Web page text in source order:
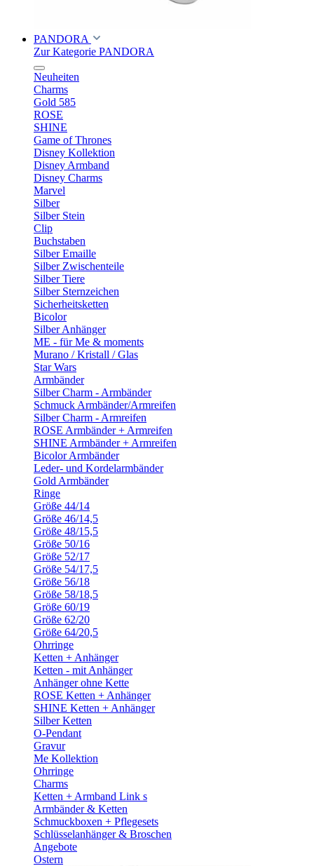
PANDORA
Zur Kategorie PANDORA
Neuheiten
Charms
Gold 585
ROSE
SHINE
Game of Thrones
Disney Kollektion
Disney Armband
Disney Charms
Marvel
Silber
Silber Stein
Clip
Buchstaben
Silber Emaille
Silber Zwischenteile
Silber Tiere
Silber Sternzeichen
Sicherheitsketten
Bicolor
Silber Anhänger
ME - für Me & moments
Murano / Kristall / Glas
Star Wars
Armbänder
Silber Charm - Armbänder
Schmuck Armbänder/Armreifen
Silber Charm - Armreifen
ROSE Armbänder + Armreifen
SHINE Armbänder + Armreifen
Bicolor Armbänder
Leder- und Kordelarmbänder
Gold Armbänder
Ringe
Größe 44/14
Größe 46/14,5
Größe 48/15,5
Größe 50/16
Größe 52/17
Größe 54/17,5
Größe 56/18
Größe 58/18,5
Größe 60/19
Größe 62/20
Größe 64/20,5
Ohrringe
Ketten + Anhänger
Ketten - mit Anhänger
Anhänger ohne Kette
ROSE Ketten + Anhänger
SHINE Ketten + Anhänger
Silber Ketten
O-Pendant
Gravur
Me Kollektion
Ohrringe
Charms
Ketten + Armband Link s
Armbänder & Ketten
Schmuckboxen + Pflegesets
Schlüsselanhänger & Broschen
Angebote
Ostern